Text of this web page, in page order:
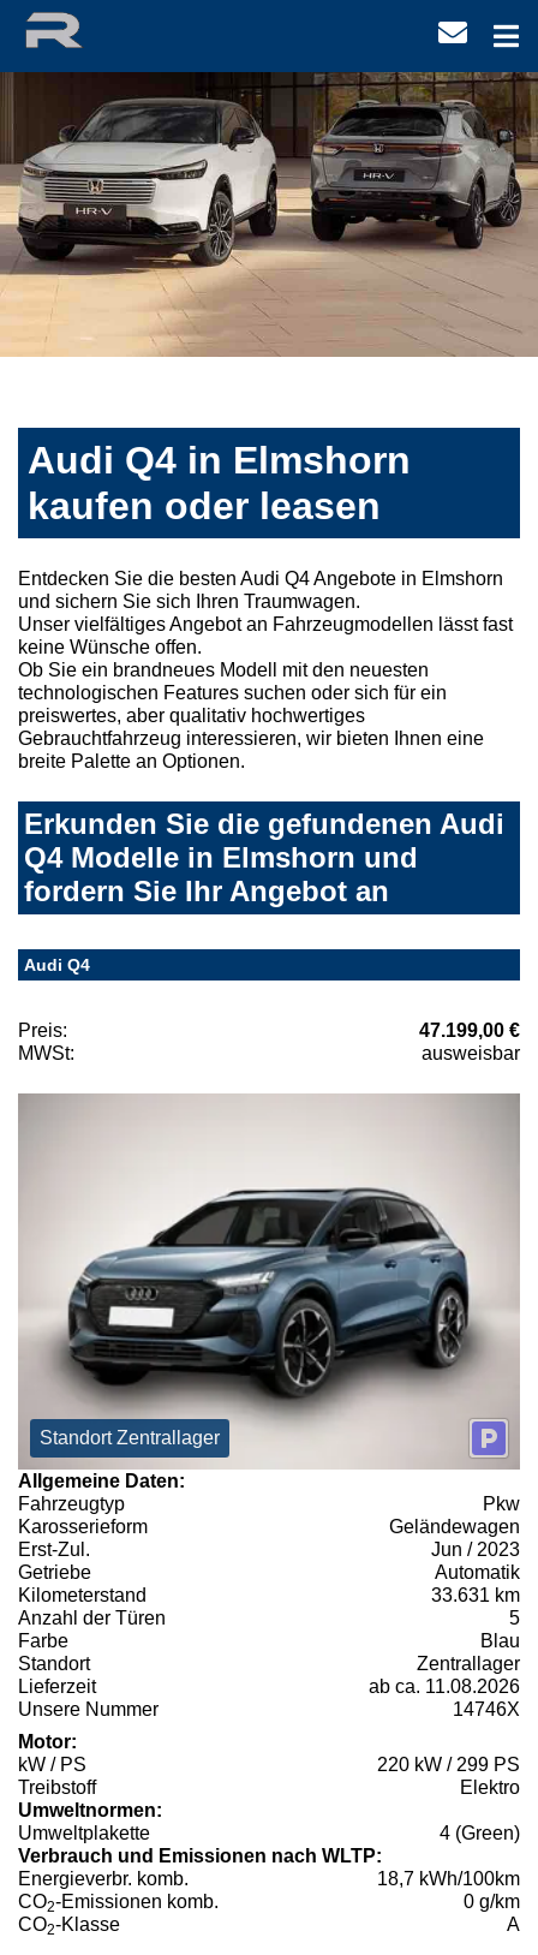
Audi Q4 in Elmshorn
kaufen oder leasen
Entdecken Sie die besten Audi Q4 Angebote in Elmshorn
und sichern Sie sich Ihren Traumwagen.
Unser vielfältiges Angebot an Fahrzeugmodellen lässt fast
keine Wünsche offen.
Ob Sie ein brandneues Modell mit den neuesten
technologischen Features suchen oder sich für ein
preiswertes, aber qualitativ hochwertiges
Gebrauchtfahrzeug interessieren, wir bieten Ihnen eine
breite Palette an Optionen.
Erkunden Sie die gefundenen Audi
Q4 Modelle in Elmshorn und
fordern Sie Ihr Angebot an
Audi Q4
Preis:
47.199,00 €
MWSt:
ausweisbar
Standort Zentrallager
Allgemeine Daten:
Fahrzeugtyp
Pkw
Karosserieform
Geländewagen
Erst-Zul.
Jun / 2023
Getriebe
Automatik
Kilometerstand
33.631 km
Anzahl der Türen
5
Farbe
Blau
Standort
Zentrallager
Lieferzeit
ab ca. 11.08.2026
Unsere Nummer
14746X
Motor:
kW / PS
220 kW / 299 PS
Treibstoff
Elektro
Umweltnormen:
Umweltplakette
4 (Green)
Verbrauch und Emissionen nach WLTP:
Energieverbr. komb.
18,7 kWh/100km
CO2-Emissionen komb.
0 g/km
CO2-Klasse A